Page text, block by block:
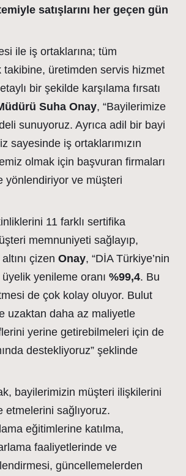
satışlarını her geçen gün
ile iş ortaklarına; tüm
üretimden servis hizmet
bir şekilde karşılama fırsatı
Suha Onay, “Bayilerimize
sunuyoruz. Ayrıca adil bir bayi
sayesinde iş ortaklarımızın
olmak için başvuran firmaları
yönlendiriyor ve müşteri
11 farklı sertifika
memnuniyeti sağlayıp,
altını çizenOnay, “DİA Türkiye’nin
yenileme oranı%99,4. Bu
de çok kolay oluyor. Bulut
uzaktan daha az maliyetle
yerine getirebilmeleri için de
destekliyoruz” şeklinde
bayilerimizin müşteri ilişkilerini
etmelerini sağlıyoruz.
eğitimlerine katılma,
faaliyetlerinde ve
güncellemelerden